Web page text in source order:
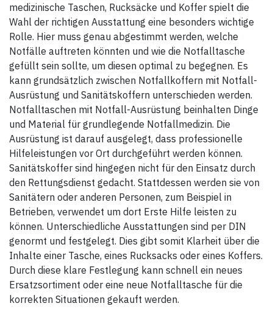
Am zusätzlichen
Flauschstreifen auf der
Vorderseite (38 x 5 cm) können
optional erhältliche, bereits
bedruckte Reflexstreifen
(FEUERWEHR,
RETTUNGSDIENST,
JUGENDFEUERWEHR)
befestigt werden.
Ausstattung:
- großes Hauptfach (90 l) mit
2 innenliegenden Netztaschen
- Vario-Seitenfach für z.B.
Stiefel, hygienisch vom
Hauptfach getrennt (ragt in
Hauptfach hinein)
- Organizerfach (B x H: 30 x 25
cm)
- Seitenfach (B x H: 60 x 35 cm)
- Klarsichtfach (9 x 6 cm) zur
Kennzeichnung
- elastische Gepäckspinne auf
dem Deckel
- ergonomischer Tragegriff
- verstaubares, vollwertiges
Rucksacktragesystem mit
gepolsterten Gurten
- Gleitschienen an der
Unterseite
- umlaufender Sicherheits-
Reflexstreifen
medizinische Taschen, Rucksäcke und Koffer spielt die
Wahl der richtigen Ausstattung eine besonders wichtige
Rolle. Hier muss genau abgestimmt werden, welche
Notfälle auftreten könnten und wie die Notfalltasche
gefüllt sein sollte, um diesen optimal zu begegnen. Es
kann grundsätzlich zwischen Notfallkoffern mit Notfall-
Ausrüstung und Sanitätskoffern unterschieden werden.
Notfalltaschen mit Notfall-Ausrüstung beinhalten Dinge
und Material für grundlegende Notfallmedizin. Die
Ausrüstung ist darauf ausgelegt, dass professionelle
Hilfeleistungen vor Ort durchgeführt werden können.
Sanitätskoffer sind hingegen nicht für den Einsatz durch
den Rettungsdienst gedacht. Stattdessen werden sie von
Sanitätern oder anderen Personen, zum Beispiel in
Betrieben, verwendet um dort Erste Hilfe leisten zu
können. Unterschiedliche Ausstattungen sind per DIN
genormt und festgelegt. Dies gibt somit Klarheit über die
Inhalte einer Tasche, eines Rucksacks oder eines Koffers.
Durch diese klare Festlegung kann schnell ein neues
Ersatzsortiment oder eine neue Notfalltasche für die
korrekten Situationen gekauft werden.